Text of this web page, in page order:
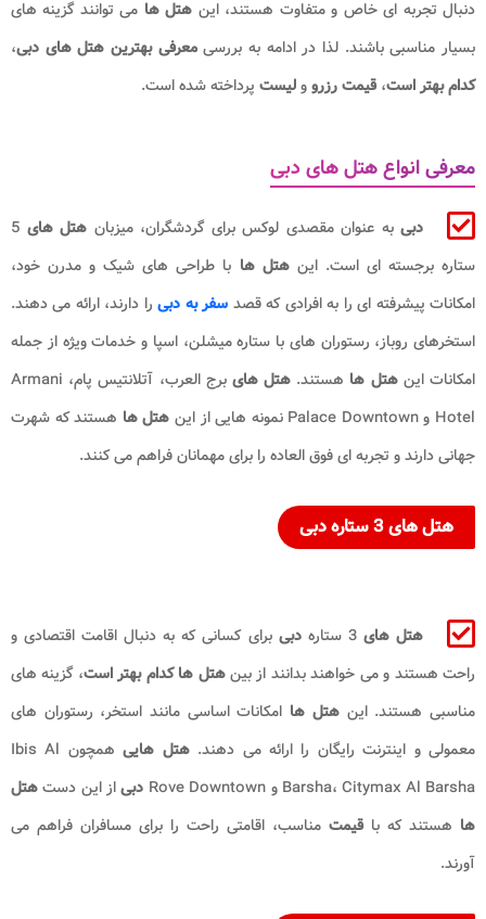
دنبال تجربه ای خاص و متفاوت هستند، این هتل ها می توانند گزینه های
بسیار مناسبی باشند. لذا در ادامه به بررسیمعرفی بهترین هتل های دبی،
کدام بهتر است،قیمت رزروولیست پرداخته شده است.
معرفی انواع هتل های دبی
دبیبه عنوان مقصدی لوکس برای گردشگران، میزبان هتل های 5
ستاره برجسته ای است. این هتل ها با طراحی های شیک و مدرن خود،
امکانات پیشرفته ای را به افرادی که قصد سفر به دبیرا دارند، ارائه می دهند.
استخرهای روباز، رستوران های با ستاره میشلن، اسپا و خدمات ویژه از جمله
امکانات اینهتل ها هستند. هتل های
برج العرب، آتلانتیس پام، Armani
Hotel و Palace Downtown نمونه هایی از این
هتل ها هستند که شهرت
جهانی دارند و تجربه ای فوق العاده را برای مهمانان فراهم می کنند.
هتل های 3 ستاره دبی
هتل های 3 ستاره دبیبرای کسانی که به دنبال اقامت اقتصادی و
راحت هستند و می خواهند بدانند از بینهتل ها کدام بهتر است، گزینه های
مناسبی هستند. اینهتل ها امکانات اساسی مانند استخر، رستوران های
معمولی و اینترنت رایگان را ارائه می دهند.هتل هایی
همچون Ibis Al
Barsha، Citymax Al Barsha و Rove Downtown
دبیاز این دستهتل
ها هستند که باقیمت مناسب، اقامتی راحت را برای مسافران فراهم می
آورند.